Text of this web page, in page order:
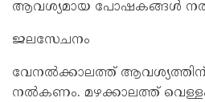
ആവശ്യമായ പോഷകങ്ങൾ
ജലസേചനം
വേനൽക്കാലത്ത്
നൽകണം. മഴക്കാലത്ത്